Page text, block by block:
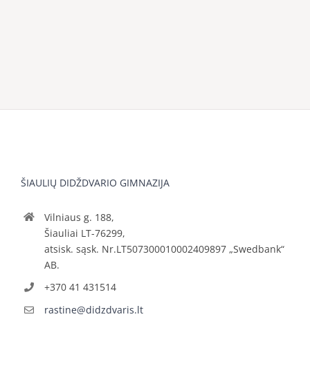
ŠIAULIŲ DIDŽDVARIO GIMNAZIJA
Vilniaus g. 188,
Šiauliai LT-76299,
atsisk. sąsk. Nr.LT507300010002409897 „Swedbank“
AB.
+370 41 431514
rastine@didzdvaris.lt